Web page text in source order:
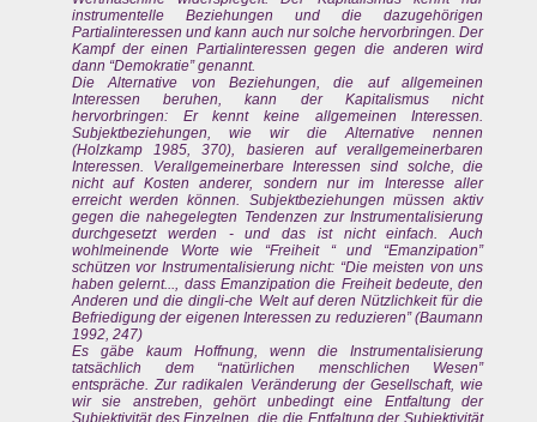
instrumentelle Beziehungen und die dazugehörigen
Partialinteressen und kann auch nur solche hervorbringen. Der
Kampf der einen Partialinteressen gegen die anderen wird
dann “Demokratie” genannt.
Die Alternative von Beziehungen, die auf allgemeinen
Interessen beruhen, kann der Kapitalismus nicht
hervorbringen: Er kennt keine allgemeinen Interessen.
Subjektbeziehungen, wie wir die Alternative nennen
(Holzkamp 1985, 370), basieren auf verallgemeinerbaren
Interessen. Verallgemeinerbare Interessen sind solche, die
nicht auf Kosten anderer, sondern nur im Interesse aller
erreicht werden können. Subjektbeziehungen müssen aktiv
gegen die nahegelegten Tendenzen zur Instrumentalisierung
durchgesetzt werden - und das ist nicht einfach. Auch
wohlmeinende Worte wie “Freiheit “ und “Emanzipation”
schützen vor Instrumentalisierung nicht: “Die meisten von uns
haben gelernt..., dass Emanzipation die Freiheit bedeute, den
Anderen und die dingli-che Welt auf deren Nützlichkeit für die
Befriedigung der eigenen Interessen zu reduzieren” (Baumann
1992, 247)
Es gäbe kaum Hoffnung, wenn die Instrumentalisierung
tatsächlich dem “natürlichen menschlichen Wesen”
entspräche. Zur radikalen Veränderung der Gesellschaft, wie
wir sie anstreben, gehört unbedingt eine Entfaltung der